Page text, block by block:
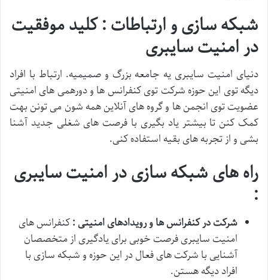
شبکه سازی و ارتباطات : کلید موفقیت
در امنیت سایبری
دنیای امنیت سایبری یه جامعه بزرگ و صمیمیه. ارتباط با افراد
دیگه توی این حوزه شرکت توی کنفرانس ها و دورهمی های امنیتی
عضویت توی انجمن ها و گروه های آنلاین همه شون می تونن بهت
کمک کنن تا بیشتر یاد بگیری با فرصت های شغلی جدید آشنا
بشی و از تجربه های بقیه استفاده کنی.
راه های شبکه سازی در امنیت سایبری
:
شرکت در کنفرانس ها و رویدادهای امنیتی :کنفرانس های
امنیت سایبری فرصت خوبی برای یادگیری از متخصصان
آشنایی با شرکت های فعال در این حوزه و شبکه سازی با
افراد دیگه هستن.